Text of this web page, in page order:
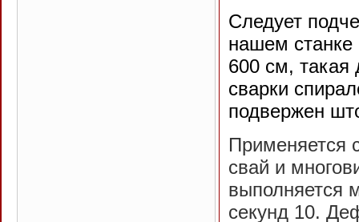
Следует
нашем станке
600 см, такая
сварки
подвержен
Применяется
свай и
выполняется
секунд 10.